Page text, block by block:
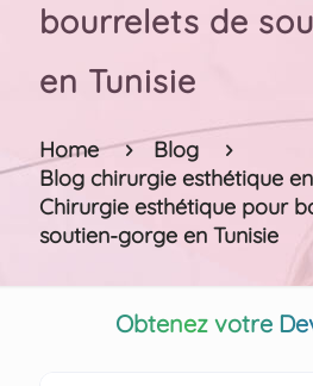
bourrelets de
en Tunisie
Home
Blog
Blog chirurgie esthétique
Chirurgie esthétique pour
soutien-gorge en Tunisie
Obtenez votre